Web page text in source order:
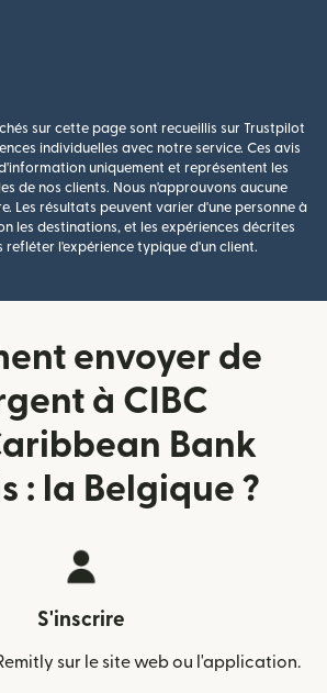
sur cette page sont recueillis sur Trustpilot
individuelles avec notre service. Ces avis
uniquement et représentent les
de nos clients. Nous n'approuvons aucune
Les résultats peuvent varier d'une personne à
les destinations, et les expériences décrites
refléter l'expérience typique d'un client.
envoyer de
à CIBC
Bank
: la Belgique ?
S'inscrire
sur le site web ou l'application.